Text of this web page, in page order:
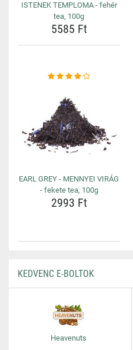
ISTENEK TEMPLOMA - fehér
tea, 100g
5585 Ft
EARL GREY - MENNYEI VIRÁG
- fekete tea, 100g
2993 Ft
KEDVENC E-BOLTOK
Heavenuts